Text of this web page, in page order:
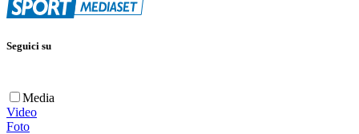
Seguici su
Media
Video
Foto